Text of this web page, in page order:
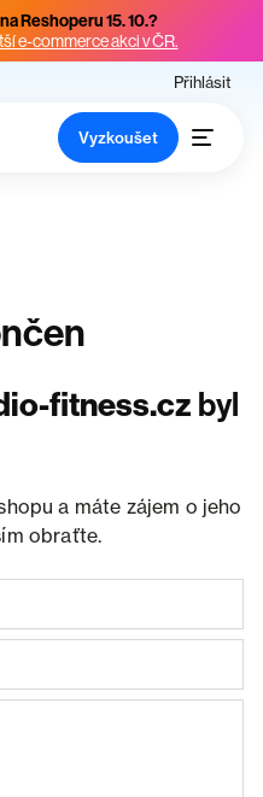
Reshoperu 15. 10.?
e-commerce akci v ČR.
Přihlásit
Vyzkoušet
fitness.cz byl
a máte zájem o jeho
obraťte.